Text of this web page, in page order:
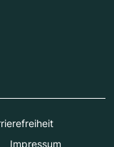
Impressum